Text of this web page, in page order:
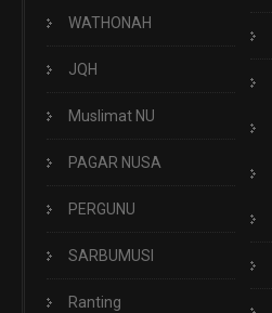
WATHONAH
JQH
Muslimat NU
PAGAR NUSA
PERGUNU
SARBUMUSI
Ranting